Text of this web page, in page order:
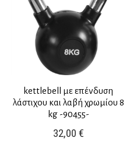
kettlebell με επένδυση
λάστιχου και λαβή χρωμίου 8
kg -90455-
32,00 €